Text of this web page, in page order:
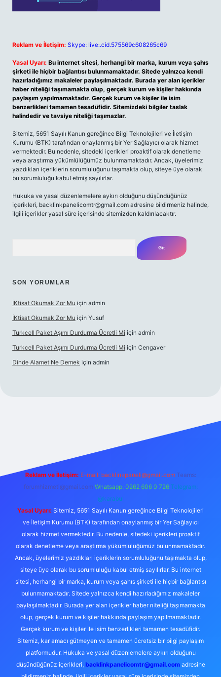
Reklam ve İletişim: Skype: live:.cid.575569c608265c69
Yasal Uyarı: Bu internet sitesi, herhangi bir marka, kurum veya şahıs
şirketi ile hiçbir bağlantısı bulunmamaktadır. Sitede yalnızca kendi
hazırladığımız makaleler paylaşılmaktadır. Burada yer alan içerikler
haber niteliği taşımamakta olup, gerçek kurum ve kişiler hakkında
paylaşım yapılmamaktadır. Gerçek kurum ve kişiler ile isim
benzerlikleri tamamen tesadüfidir. Sitemizdeki bilgiler taslak
halindedir ve tavsiye niteliği taşımazlar.
Sitemiz, 5651 Sayılı Kanun gereğince Bilgi Teknolojileri ve İletişim
Kurumu (BTK) tarafından onaylanmış bir Yer Sağlayıcı olarak hizmet
vermektedir. Bu nedenle, sitedeki içerikleri proaktif olarak denetleme
veya araştırma yükümlülüğümüz bulunmamaktadır. Ancak, üyelerimiz
yazdıkları içeriklerin sorumluluğunu taşımakta olup, siteye üye olarak
bu sorumluluğu kabul etmiş sayılırlar.
Hukuka ve yasal düzenlemelere aykırı olduğunu düşündüğünüz
içerikleri, backlinkpanelicomtr@gmail.com adresine bildirmeniz halinde,
ilgili içerikler yasal süre içerisinde sitemizden kaldırılacaktır.
SON YORUMLAR
İKtisat Okumak Zor Mu için admin
İKtisat Okumak Zor Mu için Yusuf
Turkcell Paket Aşımı Durdurma Ücretli Mi için admin
Turkcell Paket Aşımı Durdurma Ücretli Mi için Cengaver
Dinde Alamet Ne Demek için admin
Reklam ve İletişim: E-mail: backlinkpaneli@gmail.com Teams:
forumhizmeti@gmail.com Whatsapp: 0262 606 0 726 Telegram:
@karabul
Yasal Uyarı: Sitemiz, 5651 Sayılı Kanun gereğince Bilgi Teknolojileri
ve İletişim Kurumu (BTK) tarafından onaylanmış bir Yer Sağlayıcı
olarak hizmet vermektedir. Bu nedenle, sitedeki içerikleri proaktif
olarak denetleme veya araştırma yükümlülüğümüz bulunmamaktadır.
Ancak, üyelerimiz yazdıkları içeriklerin sorumluluğunu taşımakta olup,
siteye üye olarak bu sorumluluğu kabul etmiş sayılırlar. Bu internet
sitesi, herhangi bir marka, kurum veya şahıs şirketi ile hiçbir bağlantısı
bulunmamaktadır. Sitede yalnızca kendi hazırladığımız makaleler
paylaşılmaktadır. Burada yer alan içerikler haber niteliği taşımamakta
olup, gerçek kurum ve kişiler hakkında paylaşım yapılmamaktadır.
Gerçek kurum ve kişiler ile isim benzerlikleri tamamen tesadüfidir.
Sitemiz, kar amacı gütmeyen ve tamamen ücretsiz bir bilgi paylaşım
platformudur. Hukuka ve yasal düzenlemelere aykırı olduğunu
düşündüğünüz içerikleri, backlinkpanelicomtr@gmail.comadresine